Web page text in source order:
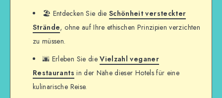
🏖️ Entdecken Sie die Schönheit versteckter
Strände, ohne auf Ihre ethischen Prinzipien verzichten
zu müssen.
🌆 Erleben Sie dieVielzahl veganer
Restaurants in der Nähe dieser Hotels für eine
kulinarische Reise.